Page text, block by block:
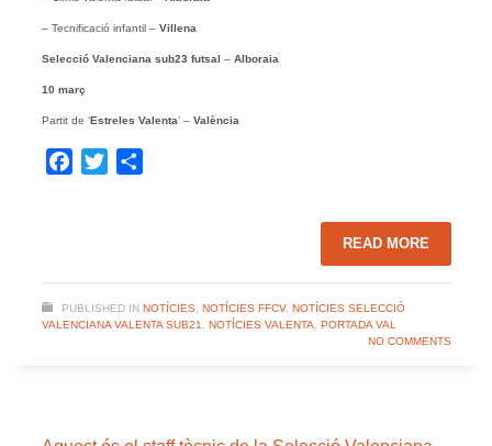
– Tecnificació infantil – Villena
Selecció Valenciana sub23 futsal – Alboraia
10 març
Partit de ‘Estreles Valenta’ – València
Facebook
Twitter
READ MORE
PUBLISHED IN NOTÍCIES, NOTÍCIES FFCV, NOTÍCIES SELECCIÓ
VALENCIANA VALENTA SUB21
NOTÍCIES VALENTA
PORTADA VAL
NO COMMENTS